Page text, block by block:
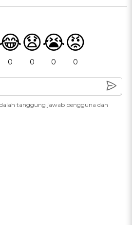
😂
0
😧
0
😭
0
😡
0
tanggung jawab pengguna dan